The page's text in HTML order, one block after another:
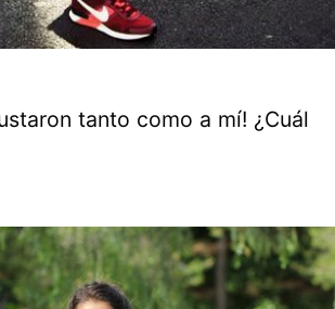
tanto como a mí! ¿Cuál